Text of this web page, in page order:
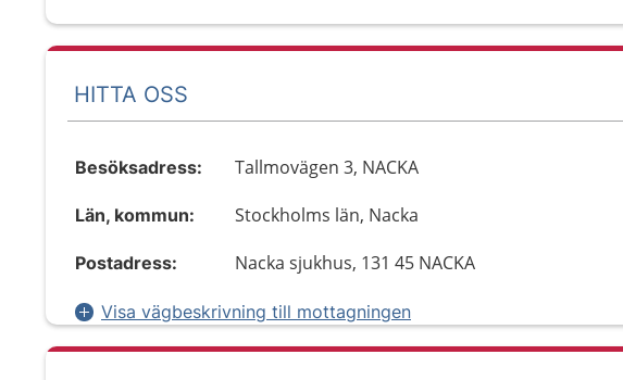
HITTA OSS
Besöksadress: Tallmovägen 3, NACKA
Län, kommun: Stockholms län, Nacka
Postadress: Nacka sjukhus, 131 45 NACKA
Visa vägbeskrivning till mottagningen